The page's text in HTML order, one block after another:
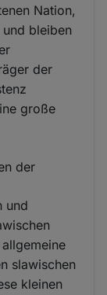
Nation,
bleiben
der
große
der
und
slawischen
kleinen